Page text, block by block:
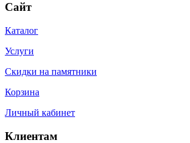
Сайт
Каталог
Услуги
Скидки на памятники
Корзина
Личный кабинет
Клиентам